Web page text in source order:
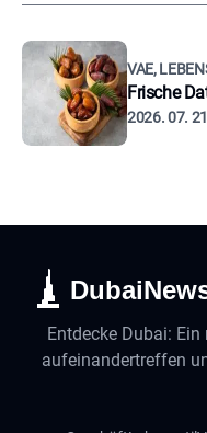
VAE,
Frische
2026. 07. 21
Entdecke Dubai:
aufeinandertreffen